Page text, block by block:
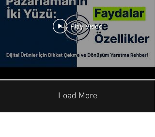
Play Video
Load More